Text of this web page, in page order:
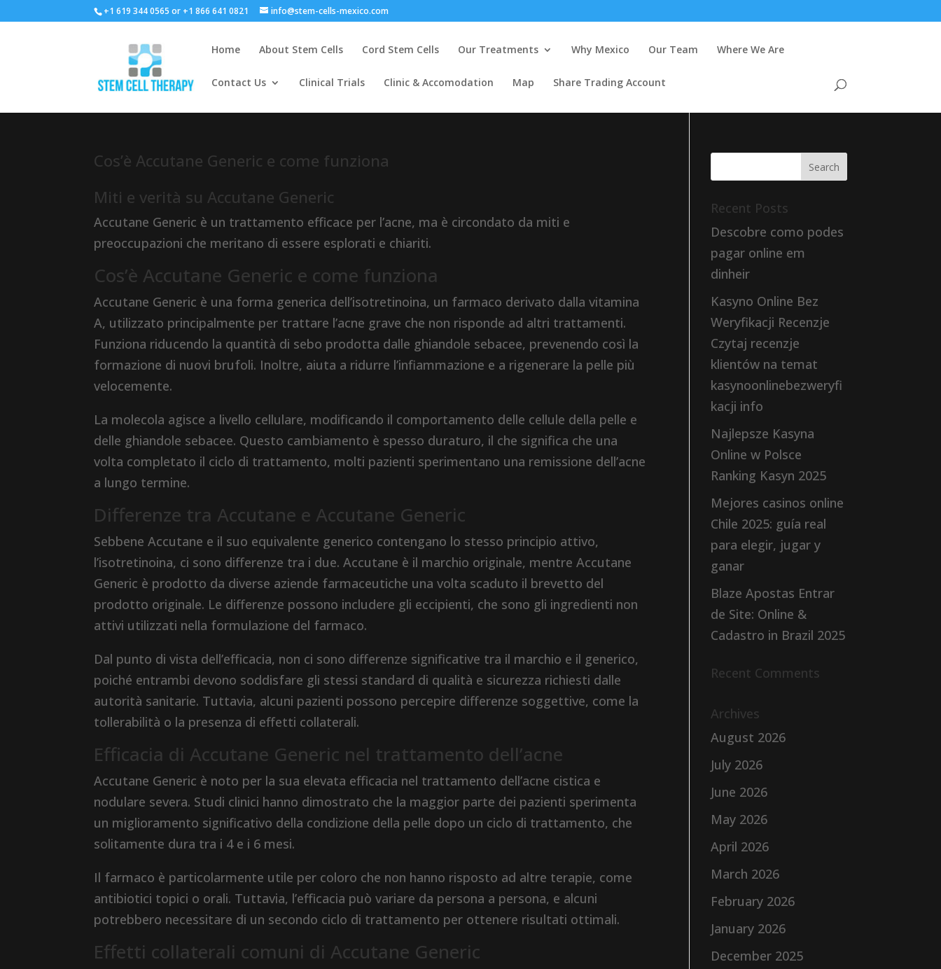
+1 619 344 0565 or +1 866 641 0821 info@stem-cells-mexico.com
Home About Stem Cells Cord Stem Cells Our Treatments Why Mexico Our Team Where We Are
Contact Us Clinical Trials Clinic & Accomodation Map Share Trading Account
Cos’è Accutane Generic e come funziona
Miti e verità su Accutane Generic
Accutane Generic è un trattamento efficace per l’acne, ma è circondato da miti e
preoccupazioni che meritano di essere esplorati e chiariti.
Cos’è Accutane Generic e come funziona
Accutane Generic è una forma generica dell’isotretinoina, un farmaco derivato dalla vitamina
A, utilizzato principalmente per trattare l’acne grave che non risponde ad altri trattamenti.
Funziona riducendo la quantità di sebo prodotta dalle ghiandole sebacee, prevenendo così la
formazione di nuovi brufoli. Inoltre, aiuta a ridurre l’infiammazione e a rigenerare la pelle più
velocemente.
La molecola agisce a livello cellulare, modificando il comportamento delle cellule della pelle e
delle ghiandole sebacee. Questo cambiamento è spesso duraturo, il che significa che una
volta completato il ciclo di trattamento, molti pazienti sperimentano una remissione dell’acne
a lungo termine.
Differenze tra Accutane e Accutane Generic
Sebbene Accutane e il suo equivalente generico contengano lo stesso principio attivo,
l’isotretinoina, ci sono differenze tra i due. Accutane è il marchio originale, mentre Accutane
Generic è prodotto da diverse aziende farmaceutiche una volta scaduto il brevetto del
prodotto originale. Le differenze possono includere gli eccipienti, che sono gli ingredienti non
attivi utilizzati nella formulazione del farmaco.
Dal punto di vista dell’efficacia, non ci sono differenze significative tra il marchio e il generico,
poiché entrambi devono soddisfare gli stessi standard di qualità e sicurezza richiesti dalle
autorità sanitarie. Tuttavia, alcuni pazienti possono percepire differenze soggettive, come la
tollerabilità o la presenza di effetti collaterali.
Efficacia di Accutane Generic nel trattamento dell’acne
Accutane Generic è noto per la sua elevata efficacia nel trattamento dell’acne cistica e
nodulare severa. Studi clinici hanno dimostrato che la maggior parte dei pazienti sperimenta
un miglioramento significativo della condizione della pelle dopo un ciclo di trattamento, che
solitamente dura tra i 4 e i 6 mesi.
Il farmaco è particolarmente utile per coloro che non hanno risposto ad altre terapie, come
antibiotici topici o orali. Tuttavia, l’efficacia può variare da persona a persona, e alcuni
potrebbero necessitare di un secondo ciclo di trattamento per ottenere risultati ottimali.
Effetti collaterali comuni di Accutane Generic
Recent Posts
Descobre como podes
pagar online em
dinheir
Kasyno Online Bez
Weryfikacji Recenzje
Czytaj recenzje
klientów na temat
kasynoonlinebezweryfi
kacji info
Najlepsze Kasyna
Online w Polsce
Ranking Kasyn 2025
Mejores casinos online
Chile 2025: guía real
para elegir, jugar y
ganar
Blaze Apostas Entrar
de Site: Online &
Cadastro in Brazil 2025
Recent Comments
Archives
August 2026
July 2026
June 2026
May 2026
April 2026
March 2026
February 2026
January 2026
December 2025